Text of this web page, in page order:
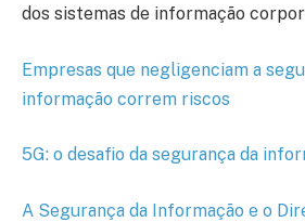
dos sistemas de informação
Empresas que negligenciam a
informação correm riscos
5G: o desafio da segurança da
A Segurança da Informação e o